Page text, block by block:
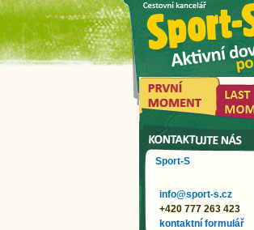
Sport-S
info@sport-s.cz
+420 777 263 423
kontaktní formulář